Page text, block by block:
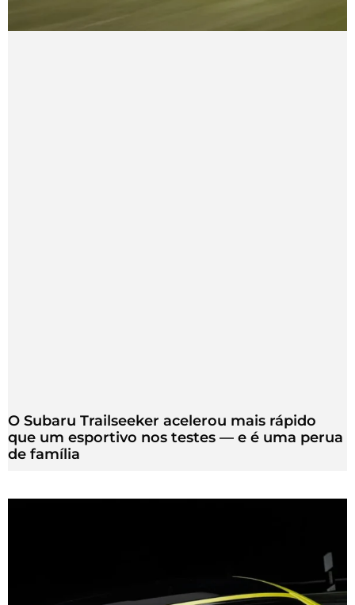
O Subaru Trailseeker acelerou mais rápido
que um esportivo nos testes — e é uma perua
de família